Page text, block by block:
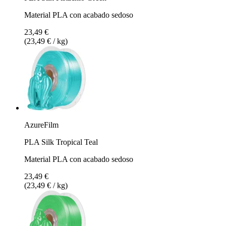
Material PLA con acabado sedoso
23,49 €
(23,49 € / kg)
AzureFilm
PLA Silk Tropical Teal
Material PLA con acabado sedoso
23,49 €
(23,49 € / kg)